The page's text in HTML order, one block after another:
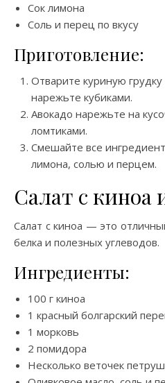
Сок лимона
Соль и перец по вкусу
Приготовление:
Отварите куриную грудку
нарежьте кубиками.
Авокадо нарежьте на
ломтиками.
Смешайте все
лимона, солью и перцем.
Салат с киноа
Салат с киноа — это
белка и полезных углеводов.
Ингредиенты:
100 г киноа
1 красный болгарский
1 морковь
2 помидора
Несколько веточек